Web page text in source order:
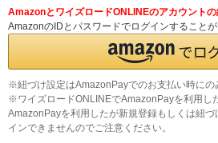
AmazonとワイズロードONLINEのアカウント
AmazonのIDとパスワードでログインすることが
※紐づけ設定はAmazonPayでのお支払い時にの
※ワイズロードONLINEでAmazonPayを利用し
AmazonPayを利用したが新規登録もしくは紐
インできませんのでご注意ください。